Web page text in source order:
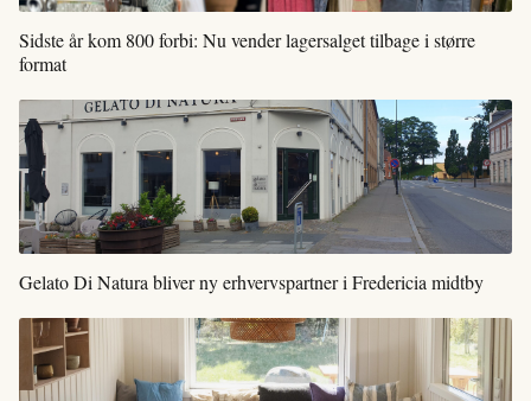
Sidste år kom 800 forbi: Nu vender lagersalget tilbage i større
format
Gelato Di Natura bliver ny erhvervspartner i Fredericia midtby